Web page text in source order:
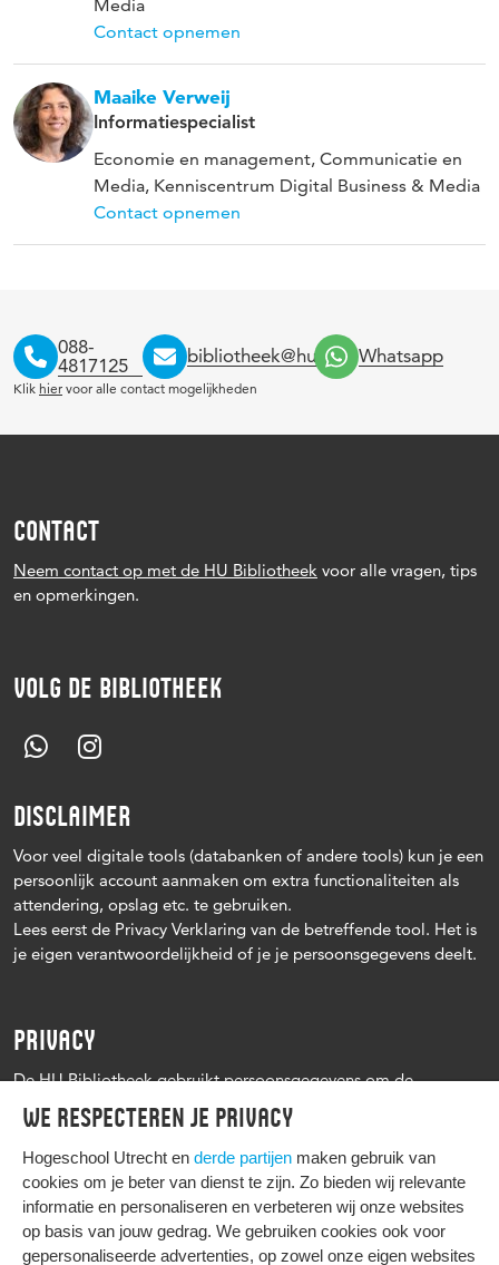
We respecteren je privacy
Hogeschool Utrecht en derde partijen maken gebruik van
cookies om je beter van dienst te zijn. Zo bieden wij relevante
informatie en personaliseren en verbeteren wij onze websites
op basis van jouw gedrag. We gebruiken cookies ook voor
gepersonaliseerde advertenties, op zowel onze eigen websites
Media
Contact opnemen
Maaike Verweij
Informatiespecialist
Economie en management, Communicatie en
Media, Kenniscentrum Digital Business & Media
Contact opnemen
088-
4817125
bibliotheek@hu.nl Whatsapp
Klik hier voor alle contact mogelijkheden
CONTACT
Neem contact op met de HU Bibliotheek voor alle vragen, tips
en opmerkingen.
VOLG DE BIBLIOTHEEK
DISCLAIMER
Voor veel digitale tools (databanken of andere tools) kun je een
persoonlijk account aanmaken om extra functionaliteiten als
attendering, opslag etc. te gebruiken.
Lees eerst de Privacy Verklaring van de betreffende tool. Het is
je eigen verantwoordelijkheid of je je persoonsgegevens deelt.
PRIVACY
De HU Bibliotheek gebruikt persoonsgegevens om de
leenprocedure te kunnen uitvoeren, onder andere voor het
versturen van herinneringen en informatie over reserveringen.
Zie verder het Privacy statement Hogeschool Utrecht